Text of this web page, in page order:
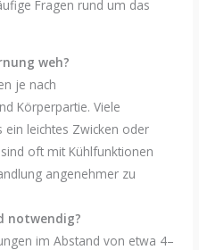
Fragen rund um das
weh?
je nach
Körperpartie. Viele
ein leichtes Zwicken oder
oft mit Kühlfunktionen
angenehmer zu
notwendig?
im Abstand von etwa 4–